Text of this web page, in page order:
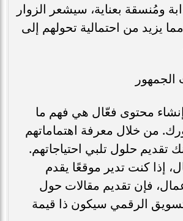
ومُنسقة بعناية، سيشعر الزوار
مما يزيد من احتمالية تحولهم إلى
محتوى فعّال هي فهم ما
من خلال معرفة اهتماماتهم
تقديم حلول تلبي احتياجاتهم.
إذا كنت تدير موقعًا يقدم
فإن تقديم مقالات حول
الرقمي سيكون ذا قيمة